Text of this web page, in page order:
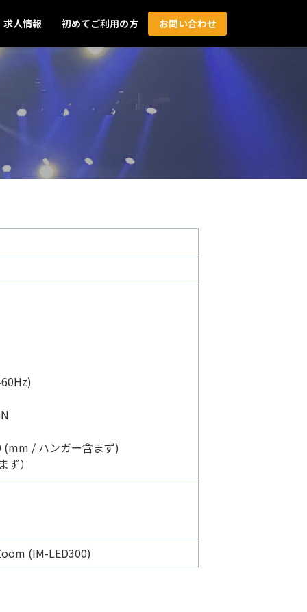
求人情報 初めてご利用の方 お問い合わせ
/ ハンガー含まず)
）
(IM-LED300)